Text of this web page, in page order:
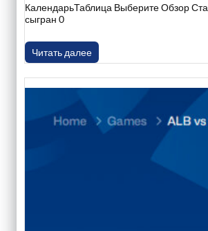
КалендарьТаблица Выберите Обзор
сыгран 0
Читать далее